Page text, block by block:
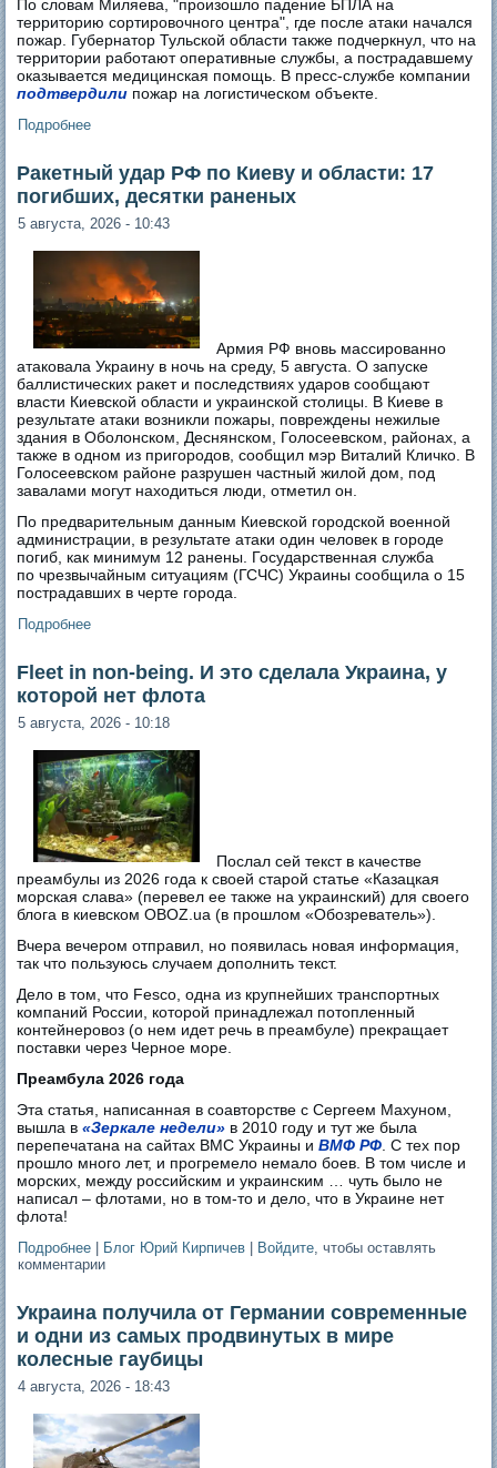
По словам Миляева, "произошло падение БПЛА на
территорию сортировочного центра", где после атаки начался
пожар. Губернатор Тульской области также подчеркнул, что на
территории работают оперативные службы, а пострадавшему
оказывается медицинская помощь. В пресс-службе компании
подтвердили пожар на логистическом объекте.
Подробнее
Ракетный удар РФ по Киеву и области: 17
погибших, десятки раненых
5 августа, 2026 - 10:43
Армия РФ вновь массированно
атаковала Украину в ночь на среду, 5 августа. О запуске
баллистических ракет и последствиях ударов сообщают
власти Киевской области и украинской столицы. В Киеве в
результате атаки возникли пожары, повреждены нежилые
здания в Оболонском, Деснянском, Голосеевском, районах, а
также в одном из пригородов, сообщил мэр Виталий Кличко. В
Голосеевском районе разрушен частный жилой дом, под
завалами могут находиться люди, отметил он.
По предварительным данным Киевской городской военной
администрации, в результате атаки один человек в городе
погиб, как минимум 12 ранены. Государственная служба
по чрезвычайным ситуациям (ГСЧС) Украины сообщила о 15
пострадавших в черте города.
Подробнее
Fleet in non-being. И это сделала Украина, у
которой нет флота
5 августа, 2026 - 10:18
Послал сей текст в качестве
преамбулы из 2026 года к своей старой статье «Казацкая
морская слава» (перевел ее также на украинский) для своего
блога в киевском OBOZ.ua (в прошлом «Обозреватель»).
Вчера вечером отправил, но появилась новая информация,
так что пользуюсь случаем дополнить текст.
Дело в том, что Fesco, одна из крупнейших транспортных
компаний России, которой принадлежал потопленный
контейнеровоз (о нем идет речь в преамбуле) прекращает
поставки через Черное море.
Преамбула 2026 года
Эта статья, написанная в соавторстве с Сергеем Махуном,
вышла в«Зеркале недели» в 2010 году и тут же была
перепечатана на сайтах ВМС Украины иВМФ РФ . С тех пор
прошло много лет, и прогремело немало боев. В том числе и
морских, между российским и украинским … чуть было не
написал – флотами, но в том-то и дело, что в Украине нет
флота!
Подробнее о Fleet in non-being. И это сделала Украина, у которой нет
флота
Блог Юрий Кирпичев Войдите, чтобы оставлять
комментарии
Украина получила от Германии современные
и одни из самых продвинутых в мире
колесные гаубицы
4 августа, 2026 - 18:43